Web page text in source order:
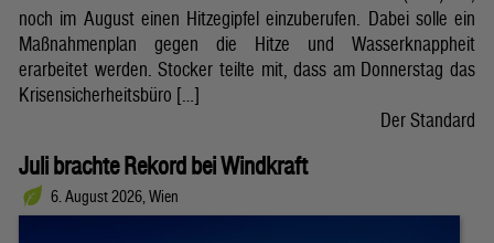
noch im August einen Hitzegipfel einzuberufen. Dabei solle ein
Maßnahmenplan gegen die Hitze und Wasserknappheit
erarbeitet werden. Stocker teilte mit, dass am Donnerstag das
Krisensicherheitsbüro […]
Der Standard
Juli brachte Rekord bei Windkraft
6. August 2026, Wien